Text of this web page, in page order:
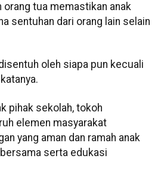
orang tua memastikan anak
sentuhan dari orang lain selain
oleh siapa pun kecuali
pihak sekolah, tokoh
elemen masyarakat
yang aman dan ramah anak
serta edukasi